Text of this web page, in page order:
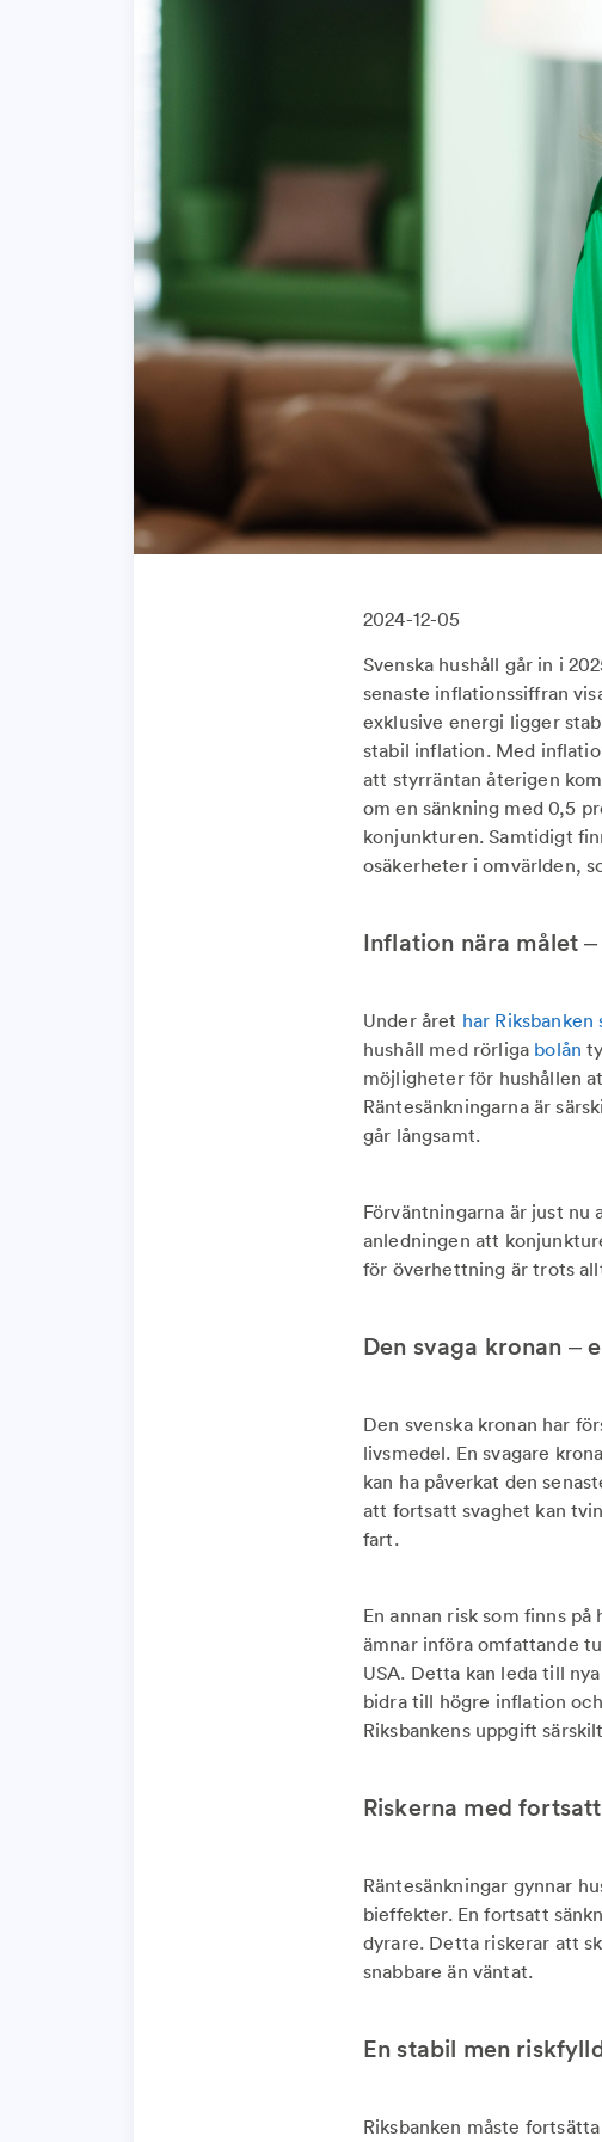
2024-12-05
Svenska hushåll går in i
senaste inflationssiffran
exklusive energi ligger
stabil inflation. Med
att styrräntan återigen
om en sänkning med 0,5
konjunkturen. Samtidigt
osäkerheter i omvärlden,
Inflation nära målet
Under året har
hushåll med rörliga bolån
möjligheter för hushållen
Räntesänkningarna är
går långsamt.
Förväntningarna är just nu
anledningen att
för överhettning är trots
Den svaga kronan –
Den svenska kronan har
livsmedel. En svagare
kan ha påverkat den
att fortsatt svaghet kan
fart.
En annan risk som finns
ämnar införa omfattande
USA. Detta kan leda till
bidra till högre inflation
Riksbankens uppgift
Riskerna med
Räntesänkningar gynnar
bieffekter. En fortsatt
dyrare. Detta riskerar att
snabbare än väntat.
En stabil men
Riksbanken måste